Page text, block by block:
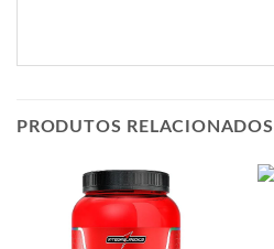
PRODUTOS RELACIONADOS